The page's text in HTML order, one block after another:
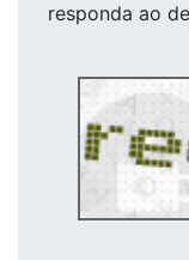
responda ao